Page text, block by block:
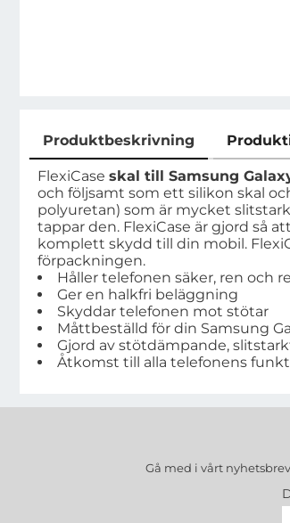
Produktbeskrivning
FlexiCase skal till Samsung
och följsamt som ett silikon skal
polyuretan) som är mycket
tappar den. FlexiCase är gjord så
komplett skydd till din mobil.
förpackningen.
Håller telefonen säker, ren och
Ger en halkfri beläggning
Skyddar telefonen mot stötar
Måttbeställd för din Samsung
Gjord av stötdämpande,
Åtkomst till alla telefonens
Gå med i vårt